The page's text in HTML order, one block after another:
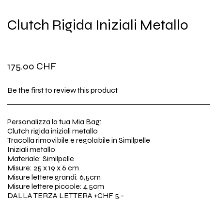
Clutch Rigida Iniziali Metallo
Prezzo
di
listino
175.00 CHF
Be the first to review this product
Personalizza la tua Mia Bag:
Clutch rigida iniziali metallo
Tracolla rimovibile e regolabile in Similpelle
Iniziali metallo
Materiale: Similpelle
Misure: 25 x 19 x 6 cm
Misure lettere grandi: 6,5cm
Misure lettere piccole: 4,5cm
DALLA TERZA LETTERA +CHF 5.-